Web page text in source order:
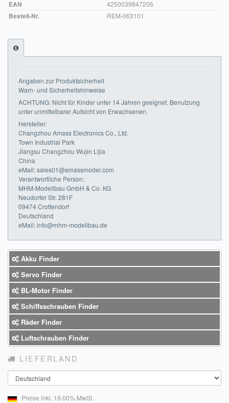
ÜBER UNS
Was wir bieten
Unsere Philosophie
KONTAKT
MEIN KONTO
WARENKORB
EAN 4250039847206
Bestell-Nr. REM-063101
Angaben zur Produktsicherheit
Warn- und Sicherheitshinweise
ACHTUNG: Nicht für Kinder unter 14 Jahren geeignet. Benutzung
unter unmittelbarer Aufsicht von Erwachsenen.
Hersteller:
Changzhou Amass Electronics Co., Ltd.
Town Industrial Park
Jiangsu Changzhou Wujin Lijia
China
eMail: sales01@amassmodel.com
Verantwortliche Person:
MHM-Modellbau GmbH & Co. KG
Neudorfer Str. 281F
09474 Crottendorf
Deutschland
eMail: info@mhm-modellbau.de
Akku Finder
Servo Finder
BL-Motor Finder
Schiffsschrauben Finder
Räder Finder
Luftschrauben Finder
LIEFERLAND
Land
Preise inkl. 19.00% MwSt.